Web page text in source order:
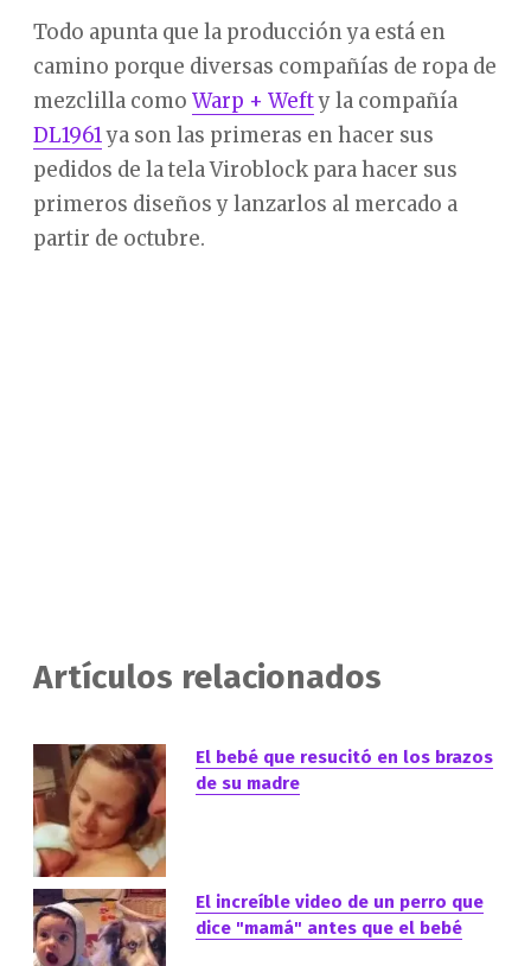
Todo apunta que la producción ya está en
camino porque diversas compañías de ropa de
mezclilla como Warp + Wefty la compañía
DL1961ya son las primeras en hacer sus
pedidos de la tela Viroblock para hacer sus
primeros diseños y lanzarlos al mercado a
partir de octubre.
Artículos relacionados
El bebé que resucitó en los brazos
de su madre
El increíble video de un perro que
dice "mamá" antes que el bebé